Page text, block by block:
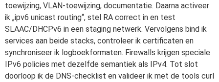
toewijzing, VLAN-toewijzing, documentatie. Daarna activeer
ik „ipv6 unicast routing“, stel RA correct in en test
SLAAC/DHCPv6 in een staging netwerk. Vervolgens bind ik
services aan beide stacks, controleer ik certificaten en
synchroniseer ik logboekformaten. Firewalls krijgen speciale
IPv6 policies met dezelfde semantiek als IPv4. Tot slot
doorloop ik de DNS-checklist en valideer ik met de tools curl